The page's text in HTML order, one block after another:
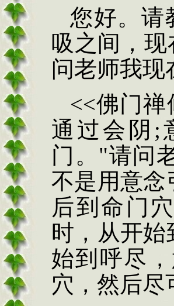
您好。请
吸之间，
问老师我现
<<佛门
通过会阴;
门。"请问
不是用意念
后到命门
时，从开始
始到呼尽
穴，然后尽